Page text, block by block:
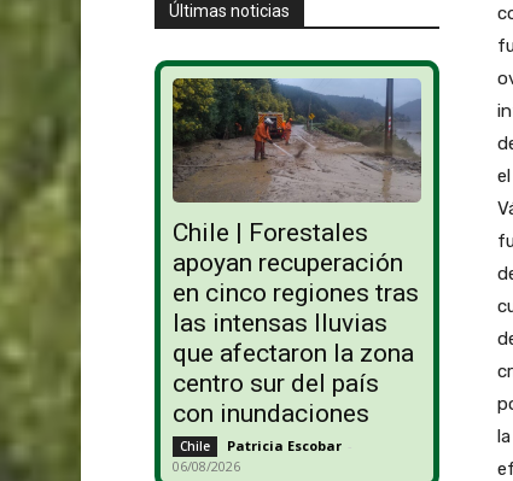
Últimas noticias
Chile | Forestales
apoyan recuperación
en cinco regiones tras
las intensas lluvias
que afectaron la zona
centro sur del país
con inundaciones
Chile Patricia Escobar -
06/08/2026